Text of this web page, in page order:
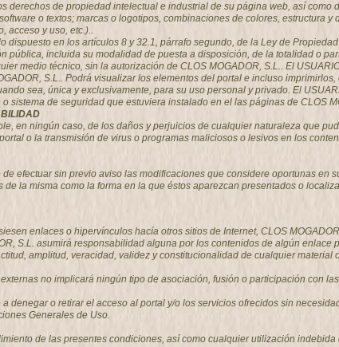
derechos de propiedad intelectual e industrial de su página web, así
o textos; marcas o logotipos, combinaciones de colores, estructura
acceso y uso, etc.)..
dispuesto en los artículos 8 y 32.1, párrafo segundo, de la Ley de
pública, incluida su modalidad de puesta a disposición, de la totalidad o
medio técnico, sin la autorización de CLOS MOGADOR, S.L.. El
S.L.. Podrá visualizar los elementos del portal e incluso
sea, única y exclusivamente, para su uso personal y privado. El
sistema de seguridad que estuviera instalado en el las páginas de CLOS
en ningún caso, de los daños y perjuicios de cualquier naturaleza que
o la transmisión de virus o programas maliciosos o lesivos en los
efectuar sin previo aviso las modificaciones que considere oportunas en
la misma como la forma en la que éstos aparezcan presentados o
enlaces o hipervínculos hacía otros sitios de Internet, CLOS
S.L. asumirá responsabilidad alguna por los contenidos de algún
amplitud, veracidad, validez y constitucionalidad de cualquier
no implicará ningún tipo de asociación, fusión o participación con
denegar o retirar el acceso al portal y/o los servicios ofrecidos sin
Generales de Uso.
de las presentes condiciones, así como cualquier utilización